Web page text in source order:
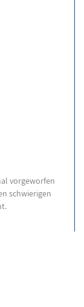
vorgeworfen
schwierigen